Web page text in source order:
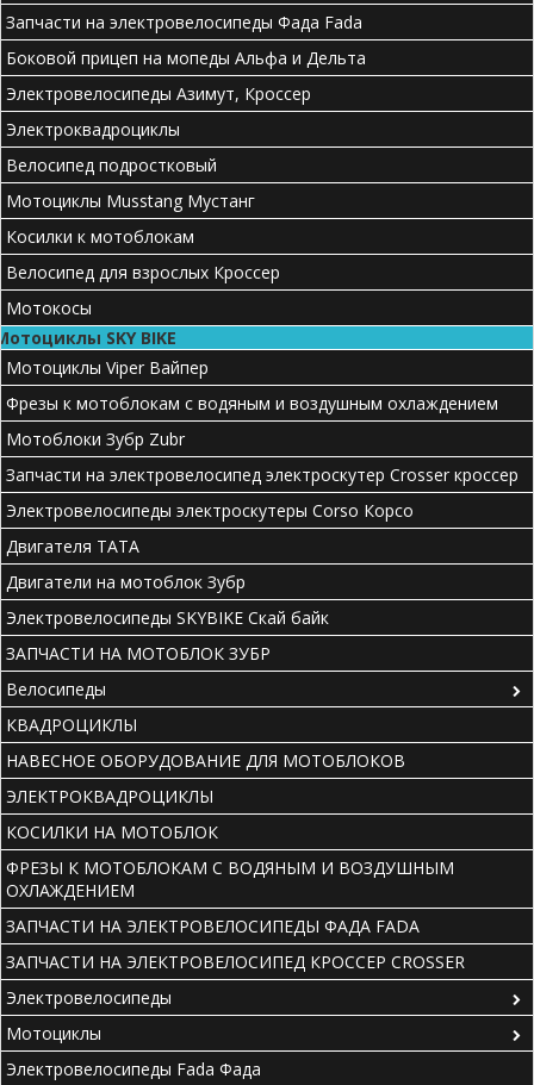
Запчасти на электровелосипеды Фада Fada
Боковой прицеп на мопеды Альфа и Дельта
Электровелосипеды Азимут, Кроссер
Электроквадроциклы
Велосипед подростковый
Мотоциклы Musstang Мустанг
Косилки к мотоблокам
Велосипед для взрослых Кроссер
Мотокосы
SKY BIKE
Мотоциклы Viper Вайпер
Фрезы к мотоблокам с водяным и воздушным охлаждением
Мотоблоки Зубр Zubr
Запчасти на электровелосипед электроскутер Crosser кроссер
Электровелосипеды электроскутеры Corso Корсо
Двигателя ТАТА
Двигатели на мотоблок Зубр
Электровелосипеды SKYBIKE Скай байк
ЗАПЧАСТИ НА МОТОБЛОК ЗУБР
Велосипеды
КВАДРОЦИКЛЫ
НАВЕСНОЕ ОБОРУДОВАНИЕ ДЛЯ МОТОБЛОКОВ
ЭЛЕКТРОКВАДРОЦИКЛЫ
КОСИЛКИ НА МОТОБЛОК
ФРЕЗЫ К МОТОБЛОКАМ С ВОДЯНЫМ И ВОЗДУШНЫМ
ОХЛАЖДЕНИЕМ
ЗАПЧАСТИ НА ЭЛЕКТРОВЕЛОСИПЕДЫ ФАДА FADA
ЗАПЧАСТИ НА ЭЛЕКТРОВЕЛОСИПЕД КРОССЕР CROSSER
Электровелосипеды
Мотоциклы
Электровелосипеды Fada Фада